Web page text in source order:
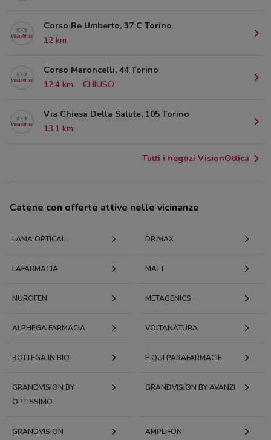
Corso Re Umberto, 37 C Torino
12 km
Corso Maroncelli, 44 Torino
12.4 km
CHIUSO
Via Chiesa Della Salute, 105 Torino
13.1 km
Tutti i negozi VisionOttica
Catene con offerte attive nelle vicinanze
LAMA OPTICAL DR.MAX
LAFARMACIA. MATT
NUROFEN METAGENICS
ALPHEGA FARMACIA VOLTANATURA
BOTTEGA IN BIO É QUI PARAFARMACIE
GRANDVISION BY
OPTISSIMO
GRANDVISION BY AVANZI
GRANDVISION AMPLIFON